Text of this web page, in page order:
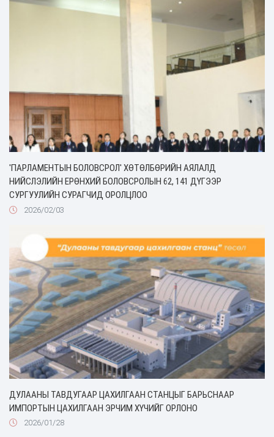
'ПАРЛАМЕНТЫН БОЛОВСРОЛ' ХӨТӨЛБӨРИЙН АЯЛАЛД
НИЙСЛЭЛИЙН ЕРӨНХИЙ БОЛОВСРОЛЫН 62, 141 ДҮГЭЭР
СУРГУУЛИЙН СУРАГЧИД ОРОЛЦЛОО
2026/02/03
ДУЛААНЫ ТАВДУГААР ЦАХИЛГААН СТАНЦЫГ БАРЬСНААР
ИМПОРТЫН ЦАХИЛГААН ЭРЧИМ ХҮЧИЙГ ОРЛОНО
2026/01/28